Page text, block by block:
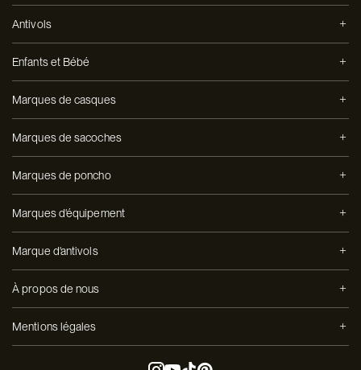
Antivols
Enfants et Bébé
Marques de casques
Marques de sacoches
Marques de poncho
Marques d'équipement
Marque d'antivols
À propos de nous
Mentions légales